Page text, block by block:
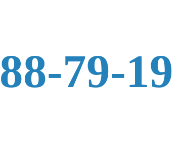
79-19